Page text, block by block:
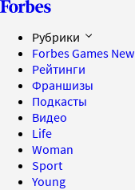
Рубрики
Forbes Games New
Рейтинги
Франшизы
Подкасты
Видео
Life
Woman
Sport
Young